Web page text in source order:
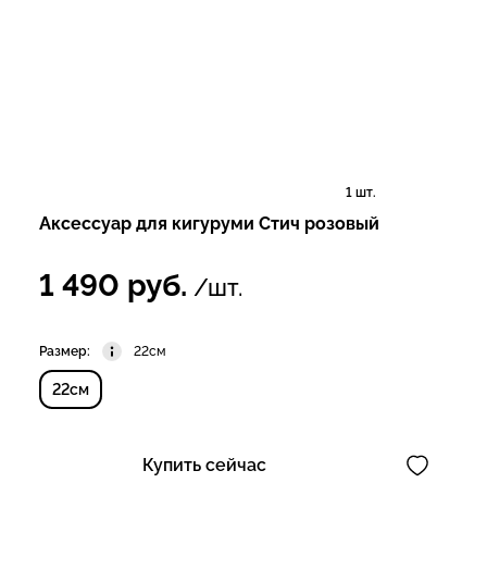
1 шт.
Аксессуар для кигуруми Стич розовый
1 490 руб. /шт.
Размер: 22см
22см
Купить сейчас